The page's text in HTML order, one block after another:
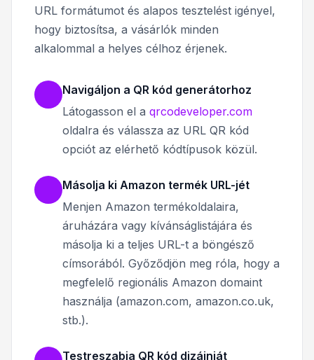
URL formátumot és alapos tesztelést igényel,
hogy biztosítsa, a vásárlók minden
alkalommal a helyes célhoz érjenek.
Navigáljon a QR kód generátorhoz
Látogasson el a qrcodeveloper.com
oldalra és válassza az URL QR kód
opciót az elérhető kódtípusok közül.
Másolja ki Amazon termék URL-jét
Menjen Amazon termékoldalaira,
áruházára vagy kívánságlistájára és
másolja ki a teljes URL-t a böngésző
címsorából. Győződjön meg róla, hogy a
megfelelő regionális Amazon domaint
használja (amazon.com, amazon.co.uk,
stb.).
Testreszabja QR kód dizájnját